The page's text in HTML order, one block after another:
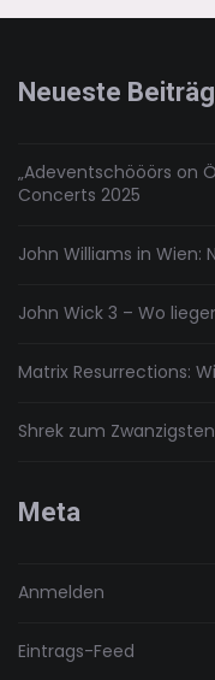
Neueste
„Adeventschööörs on
Concerts 2025
John Williams in Wien:
John Wick 3 – Wo
Matrix Resurrections:
Shrek zum
Meta
Anmelden
Eintrags-Feed